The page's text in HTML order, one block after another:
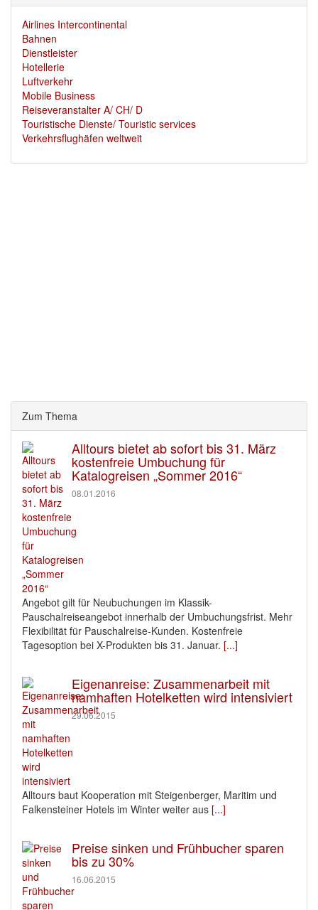
Airlines Intercontinental
Bahnen
Dienstleister
Hotellerie
Luftverkehr
Mobile Business
Reiseveranstalter A/ CH/ D
Touristische Dienste/ Touristic services
Verkehrsflughäfen weltweit
Zum Thema
Alltours bietet ab sofort bis 31. März
kostenfreie Umbuchung für
Katalogreisen „Sommer 2016“
08.01.2016
Angebot gilt für Neubuchungen im Klassik-
Pauschalreiseangebot innerhalb der Umbuchungsfrist. Mehr
Flexibilität für Pauschalreise-Kunden. Kostenfreie
Tagesoption bei X-Produkten bis 31. Januar. [...]
Eigenanreise: Zusammenarbeit mit
namhaften Hotelketten wird intensiviert
29.06.2015
Alltours baut Kooperation mit Steigenberger, Maritim und
Falkensteiner Hotels im Winter weiter aus [...]
Preise sinken und Frühbucher sparen
bis zu 30%
16.06.2015